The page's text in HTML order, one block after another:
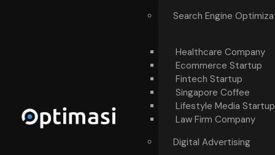
Search Engine
Healthcare Company
Ecommerce Startup
Fintech Startup
Singapore Coffee
Lifestyle Media Startup
Law Firm Company
Digital Advertising